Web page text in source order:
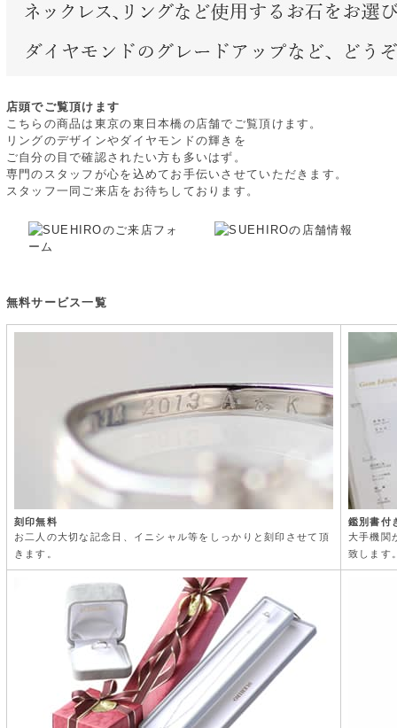
店頭でご覧頂けます
こちらの商品は東京の東日本橋の店舗でご覧頂けます。
リングのデザインやダイヤモンドの輝きを
ご自分の目で確認されたい方も多いはず。
専門のスタッフが心を込めてお手伝いさせていただきます。
スタッフ一同ご来店をお待ちしております。
無料サービス一覧
刻印無料
お二人の大切な記念日、イニシャル等をしっかりと刻印させて頂
きます。
鑑別書付
大手機関
致します